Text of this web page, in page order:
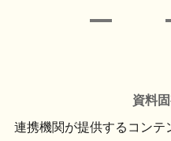
資料
連携機関が提供するコンテ